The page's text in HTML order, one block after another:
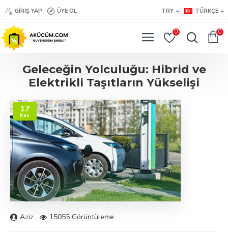
GIRIŞ YAP ÜYE OL TRY TÜRKÇE
0 0
Geleceğin Yolculuğu: Hibrid ve
Elektrikli Taşıtların Yükselişi
17
Kas
Aziz 15055 Görüntüleme